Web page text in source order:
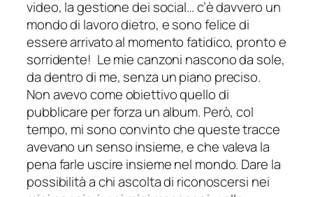
video, la gestione dei social… c’è davvero un
mondo di lavoro dietro, e sono felice di
essere arrivato al momento fatidico, pronto e
sorridente! Le mie canzoni nascono da sole,
da dentro di me, senza un piano preciso.
Non avevo come obiettivo quello di
pubblicare per forza un album. Però, col
tempo, mi sono convinto che queste tracce
avevano un senso insieme, e che valeva la
pena farle uscire insieme nel mondo. Dare la
possibilità a chi ascolta di riconoscersi nei